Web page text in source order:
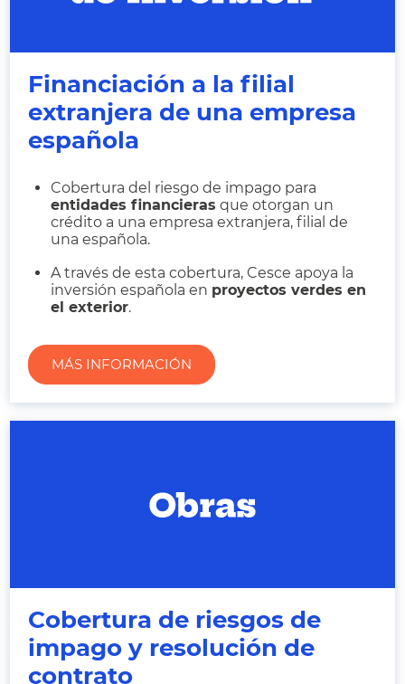
Financiación a la filial
extranjera de una empresa
española
Cobertura del riesgo de impago para
entidades financieras que otorgan un
crédito a una empresa extranjera, filial de
una española.
A través de esta cobertura, Cesce apoya la
inversión española en proyectos verdes en
el exterior.
MÁS INFORMACIÓN
Cobertura de riesgos de
impago y resolución de
contrato